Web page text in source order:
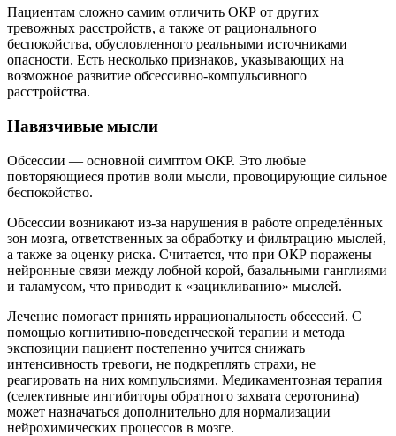
Пациентам сложно самим отличить ОКР от других
тревожных расстройств, а также от рационального
беспокойства, обусловленного реальными источниками
опасности. Есть несколько признаков, указывающих на
возможное развитие обсессивно-компульсивного
расстройства.
Навязчивые мысли
Обсессии — основной симптом ОКР. Это любые
повторяющиеся против воли мысли, провоцирующие сильное
беспокойство.
Обсессии возникают из-за нарушения в работе определённых
зон мозга, ответственных за обработку и фильтрацию мыслей,
а также за оценку риска. Считается, что при ОКР поражены
нейронные связи между лобной корой, базальными ганглиями
и таламусом, что приводит к «зацикливанию» мыслей.
Лечение помогает принять иррациональность обсессий. С
помощью когнитивно-поведенческой терапии и метода
экспозиции пациент постепенно учится снижать
интенсивность тревоги, не подкреплять страхи, не
реагировать на них компульсиями. Медикаментозная терапия
(селективные ингибиторы обратного захвата серотонина)
может назначаться дополнительно для нормализации
нейрохимических процессов в мозге.